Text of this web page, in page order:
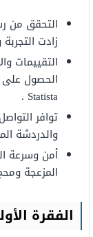
زادت
التقييمات
الحصول
Statista .
توافر
والدردشة
أمن وسرعة
المزعجة
الفقرة